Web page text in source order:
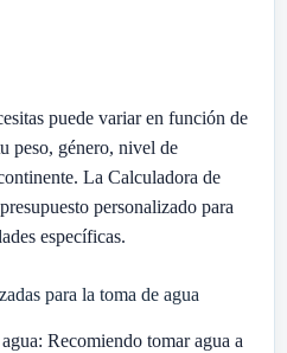
puede variar en función de
peso, género, nivel de
La Calculadora de
personalizado para
específicas.
para la toma de agua
Recomiendo tomar agua a